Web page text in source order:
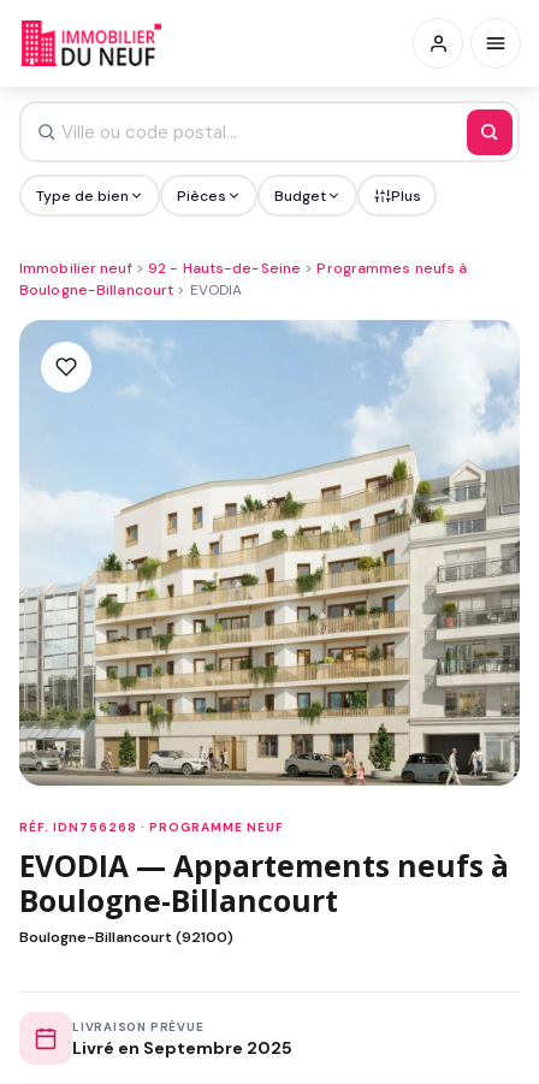
Type de bien Pièces Budget Plus
Immobilier neuf> 92 - Hauts-de-Seine >Programmes neufs à
Boulogne-Billancourt > EVODIA
RÉF. IDN756268 · PROGRAMME NEUF
EVODIA — Appartements neufs à
Boulogne-Billancourt
Boulogne-Billancourt (92100)
LIVRAISON PRÉVUE
Livré en Septembre 2025